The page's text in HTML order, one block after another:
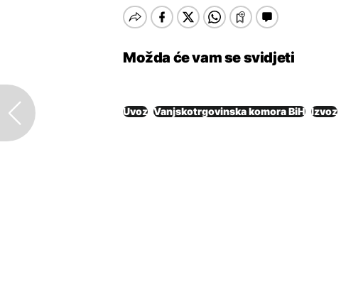
Možda će vam se svidjeti
Uvoz Vanjskotrgovinska komora BiH Izvoz